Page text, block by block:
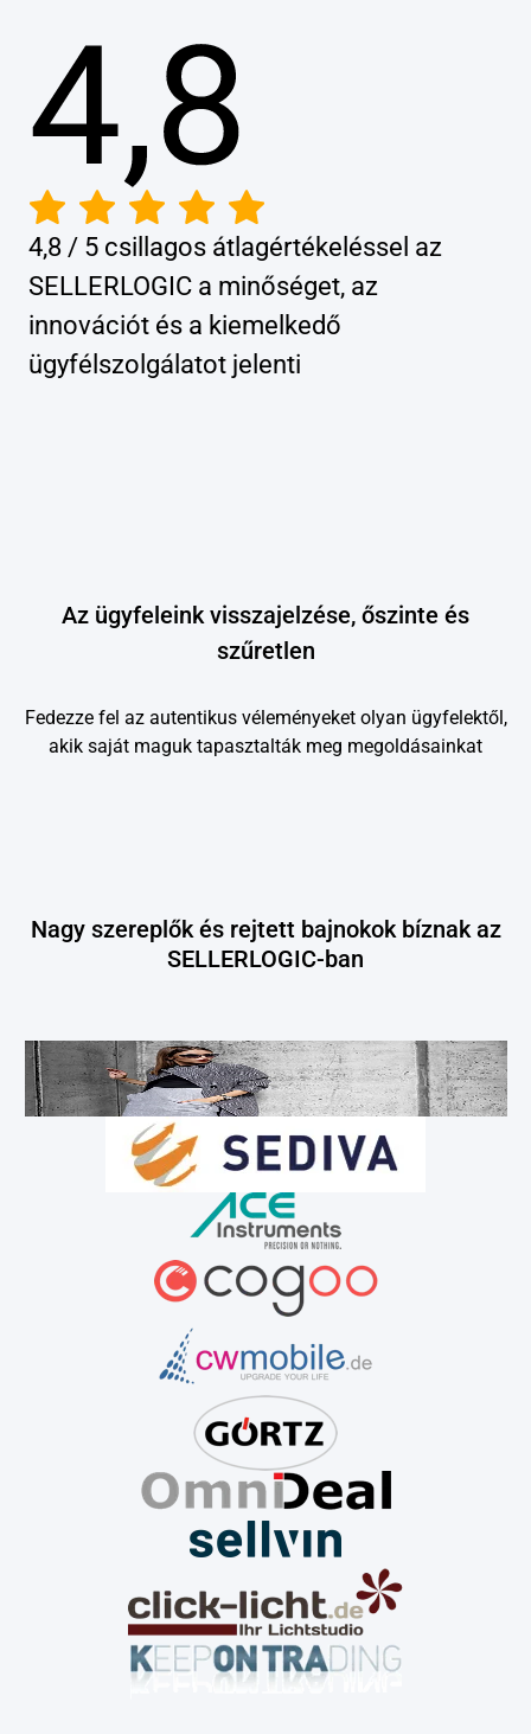
4,8 / 5 csillagos átlagértékeléssel az
SELLERLOGIC a minőséget, az
innovációt és a kiemelkedő
ügyfélszolgálatot jelenti
Az ügyfeleink visszajelzése, őszinte és
szűretlen
Fedezze fel az autentikus véleményeket olyan ügyfelektől,
akik saját maguk tapasztalták meg megoldásainkat
Nagy szereplők és rejtett bajnokok bíznak az
SELLERLOGIC-ban